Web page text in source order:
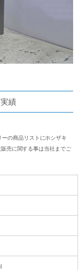
績
の商品リストにホシザキ
売に関する事は当社までご